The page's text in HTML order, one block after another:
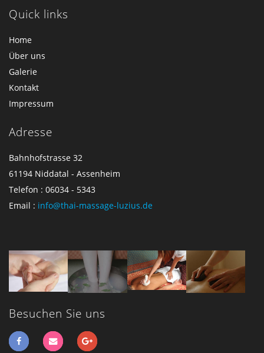
Quick links
Home
Über uns
Galerie
Kontakt
Impressum
Adresse
Bahnhofstrasse 32
61194 Niddatal - Assenheim
Telefon : 06034 - 5343
Email : info@thai-massage-luzius.de
Besuchen Sie uns